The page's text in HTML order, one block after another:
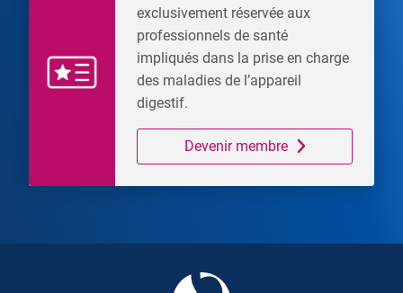
exclusivement réservée aux
professionnels de santé
impliqués dans la prise en charge
des maladies de l’appareil
digestif.
Devenir membre